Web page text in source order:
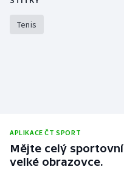
Ragby
Sportovní střelba
Tenis
APLIKACE ČT SPORT
Mějte celý
velké obrazovce.